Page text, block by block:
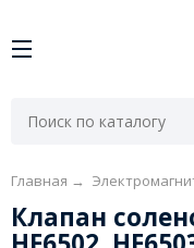
Главная →
Клапан